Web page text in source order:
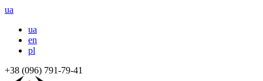
ua
ua
en
pl
+38 (096) 791-79-41